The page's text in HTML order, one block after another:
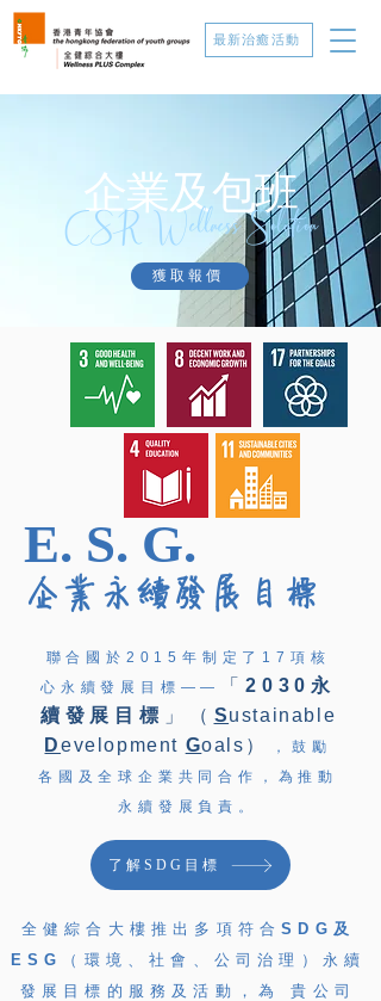
最新治癒活動
​企業及包班
CSR Wellness Solution
獲取報價
E. S. G.
企業永續發展目標
聯合國於2015年制定了17項核
心永續發展目標——
「 2030永
續發展目標 」（ Sustainable
Development Goals ） ， 鼓勵
各國及全球企業共同合作，為推動
永續發展負責 。
了解SDG目標
全健綜合大樓推出多項符合SDG及
ESG
（環境、社會、公司治理）永續
發展目標的服務及活動，為 貴公司